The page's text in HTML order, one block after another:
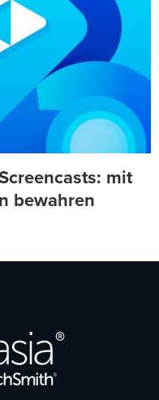
mit
bewahren